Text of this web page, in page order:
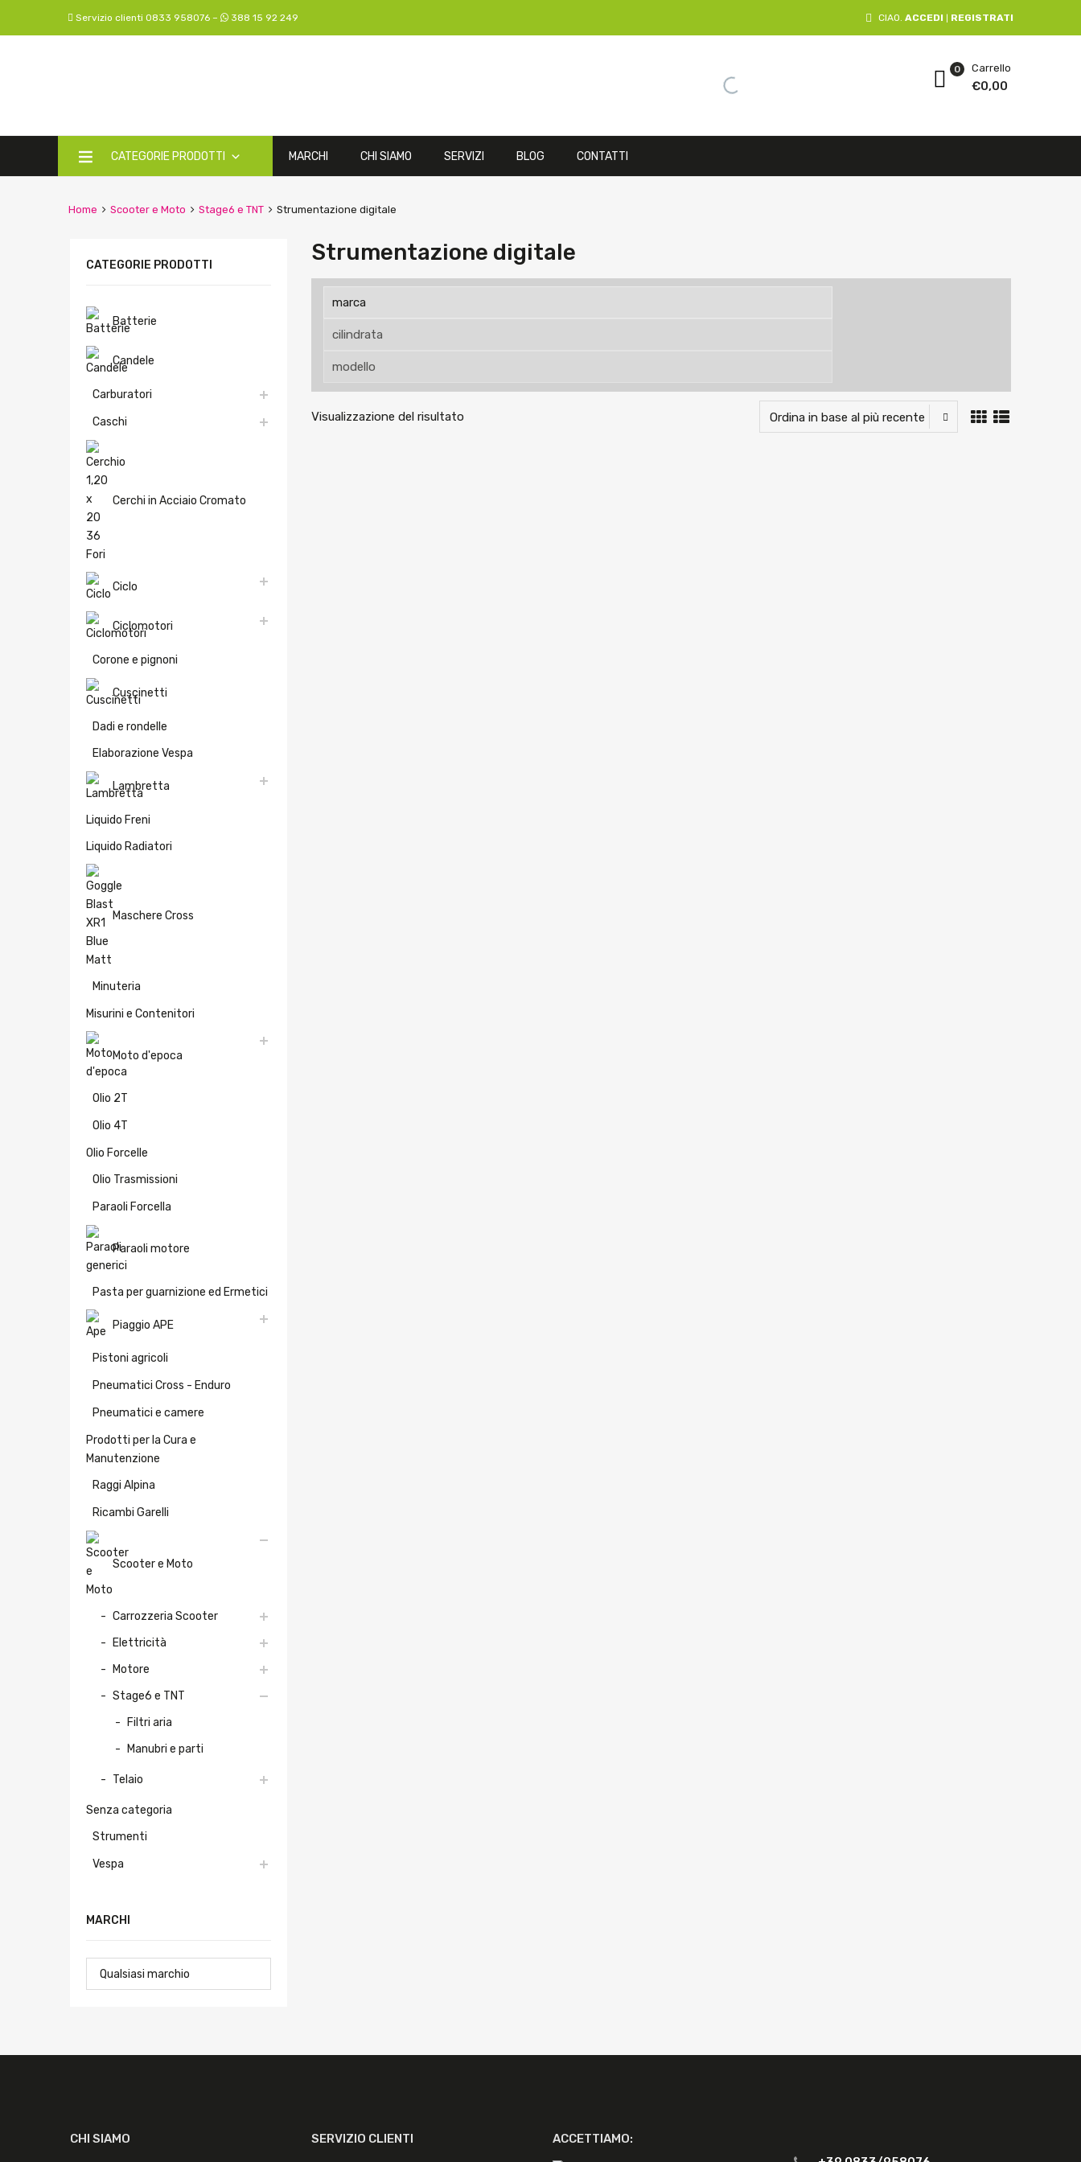
Servizio clienti 0833 958076 – 388 15 92 249 CIAO. ACCEDI REGISTRATI
Carrello
€0,00
0
CATEGORIE PRODOTTI MARCHI CHI SIAMO SERVIZI BLOG CONTATTI
Home Scooter e Moto Stage6 e TNT Strumentazione digitale
Strumentazione digitale
Visualizzazione del risultato
CATEGORIE PRODOTTI
Batterie
Candele
Carburatori
Caschi
Cerchi in Acciaio Cromato
Ciclo
Ciclomotori
Corone e pignoni
Cuscinetti
Dadi e rondelle
Elaborazione Vespa
Lambretta
Liquido Freni
Liquido Radiatori
Maschere Cross
Minuteria
Misurini e Contenitori
Moto d'epoca
Olio 2T
Olio 4T
Olio Forcelle
Olio Trasmissioni
Paraoli Forcella
Paraoli motore
Pasta per guarnizione ed Ermetici
Piaggio APE
Pistoni agricoli
Pneumatici Cross - Enduro
Pneumatici e camere
Prodotti per la Cura e
Manutenzione
Raggi Alpina
Ricambi Garelli
Scooter e Moto
Carrozzeria Scooter
Elettricità
Motore
Stage6 e TNT
Filtri aria
Manubri e parti
Telaio
Senza categoria
Strumenti
Vespa
MARCHI
CHI SIAMO SERVIZIO CLIENTI
ACCETTIAMO: